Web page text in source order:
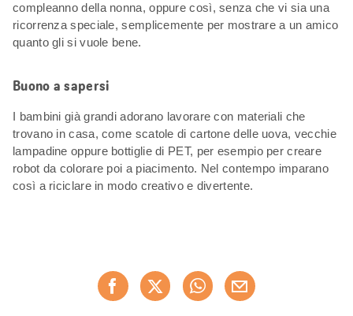
compleanno della nonna, oppure così, senza che vi sia una
ricorrenza speciale, semplicemente per mostrare a un amico
quanto gli si vuole bene.
Buono a sapersi
I bambini già grandi adorano lavorare con materiali che
trovano in casa, come scatole di cartone delle uova, vecchie
lampadine oppure bottiglie di PET, per esempio per creare
robot da colorare poi a piacimento. Nel contempo imparano
così a riciclare in modo creativo e divertente.
Consiglia ora